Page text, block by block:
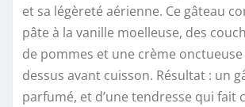
et sa légèreté aérienne. Ce gâteau
pâte à la vanille moelleuse, des
de pommes et une crème
dessus avant cuisson. Résultat : un
parfumé, et d’une tendresse qui fait